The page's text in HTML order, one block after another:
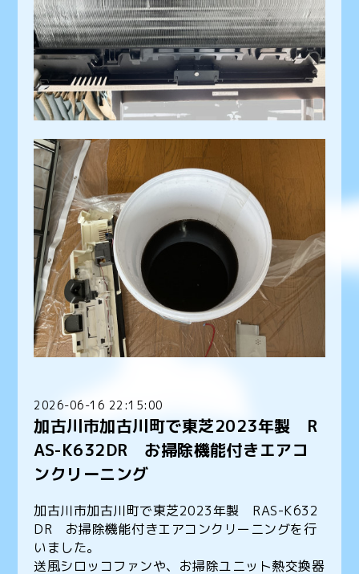
2026-06-16 22:15:00
加古川市加古川町で東芝2023年製 R
AS-K632DR お掃除機能付きエアコ
ンクリーニング
加古川市加古川町で東芝2023年製 RAS-K632
DR お掃除機能付きエアコンクリーニングを行
いました。
送風シロッコファンや、お掃除ユニット熱交換器